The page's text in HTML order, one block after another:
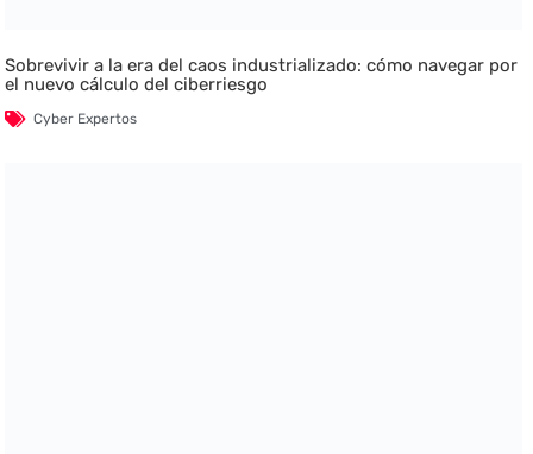
Sobrevivir a la era del caos industrializado: cómo navegar por
el nuevo cálculo del ciberriesgo
Cyber Expertos